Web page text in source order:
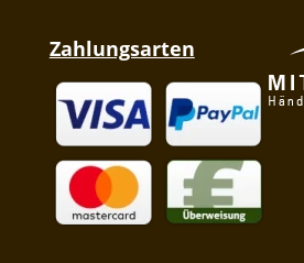
Zahlungsarten